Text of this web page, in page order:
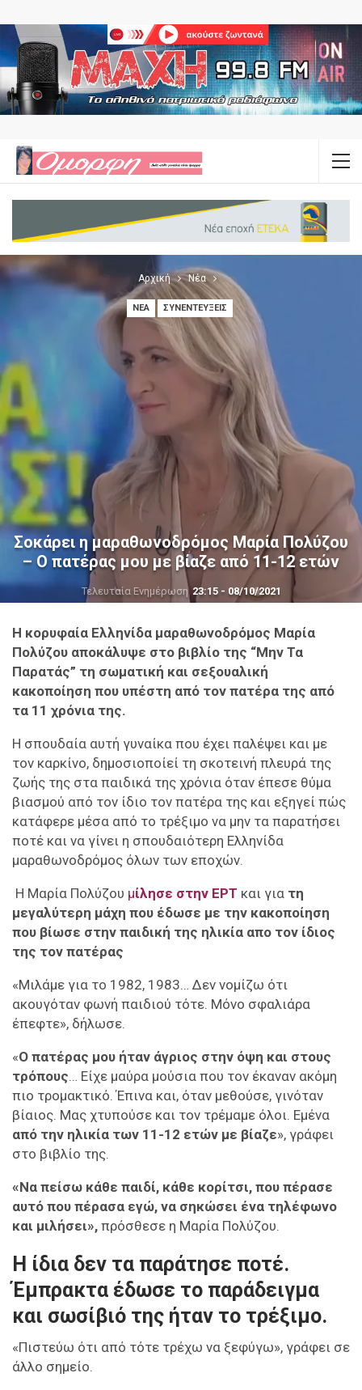
Αρχική Νέα
ΝΈΑ ΣΥΝΕΝΤΕΎΞΕΙΣ
Σοκάρει η μαραθωνοδρόμος Μαρία Πολύζου
– Ο πατέρας μου με βίαζε από 11-12 ετών
Τελευταία Ενημέρωση 23:15 - 08/10/2021
Η κορυφαία Ελληνίδα μαραθωνοδρόμος Μαρία
Πολύζου αποκάλυψε στο βιβλίο της “Μην Τα
Παρατάς” τη σωματική και σεξουαλική
κακοποίηση που υπέστη από τον πατέρα της από
τα 11 χρόνια της.
Η σπουδαία αυτή γυναίκα που έχει παλέψει και με
τον καρκίνο, δημοσιοποίεί τη σκοτεινή πλευρά της
ζωής της στα παιδικά της χρόνια όταν έπεσε θύμα
βιασμού από τον ίδιο τον πατέρα της και εξηγεί πώς
κατάφερε μέσα από το τρέξιμο να μην τα παρατήσει
ποτέ και να γίνει η σπουδαιότερη Ελληνίδα
μαραθωνοδρόμος όλων των εποχών.
Η Μαρία Πολύζου μίλησε στην ΕΡΤ και για τη
μεγαλύτερη μάχη που έδωσε με την κακοποίηση
που βίωσε στην παιδική της ηλικία απο τον ίδιος
της τον πατέρας
«Μιλάμε για το 1982, 1983… Δεν νομίζω ότι
ακουγόταν φωνή παιδιού τότε. Μόνο σφαλιάρα
έπεφτε», δήλωσε.
«Ο πατέρας μου ήταν άγριος στην όψη και στους
τρόπους… Είχε μαύρα μούσια που τον έκαναν ακόμη
πιο τρομακτικό. Έπινα και, όταν μεθούσε, γινόταν
βίαιος. Μας χτυπούσε και τον τρέμαμε όλοι. Εμένα
από την ηλικία των 11-12 ετών με βίαζε», γράφει
στο βιβλίο της.
«Να πείσω κάθε παιδί, κάθε κορίτσι, που πέρασε
αυτό που πέρασα εγώ, να σηκώσει ένα τηλέφωνο
και μιλήσει», πρόσθεσε η Μαρία Πολύζου.
Η ίδια δεν τα παράτησε ποτέ.
Έμπρακτα έδωσε το παράδειγμα
και σωσίβιό της ήταν το τρέξιμο.
«Πιστεύω ότι από τότε τρέχω να ξεφύγω», γράφει σε
άλλo σημείo.